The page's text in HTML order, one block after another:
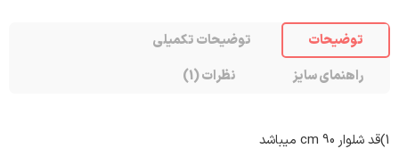
توضیحات
توضیحات تکمیلی
راهنمای سایز
نظرات (1)
1)قد شلوار 90 cm میباشد